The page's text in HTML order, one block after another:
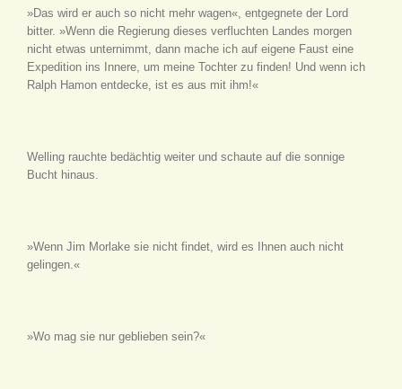
»Das wird er auch so nicht mehr wagen«, entgegnete der Lord
bitter. »Wenn die Regierung dieses verfluchten Landes morgen
nicht etwas unternimmt, dann mache ich auf eigene Faust eine
Expedition ins Innere, um meine Tochter zu finden! Und wenn ich
Ralph Hamon entdecke, ist es aus mit ihm!«
Welling rauchte bedächtig weiter und schaute auf die sonnige
Bucht hinaus.
»Wenn Jim Morlake sie nicht findet, wird es Ihnen auch nicht
gelingen.«
»Wo mag sie nur geblieben sein?«